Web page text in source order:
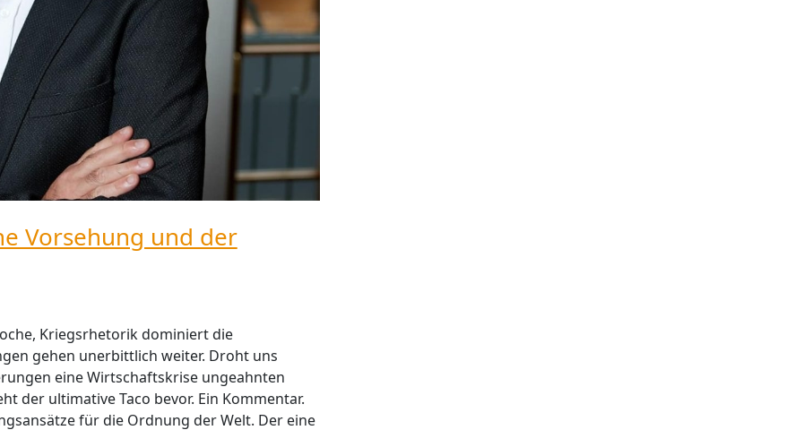
Vorsehung und der
Kriegsrhetorik dominiert die
gehen unerbittlich weiter. Droht uns
eine Wirtschaftskrise ungeahnten
der ultimative Taco bevor. Ein Kommentar.
für die Ordnung der Welt. Der eine